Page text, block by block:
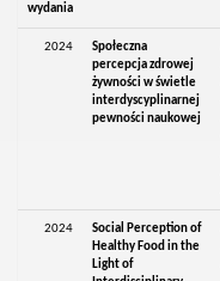
wydania
2024
Społeczna
percepcja zdrowej
żywności w świetle
interdyscyplinarnej
pewności naukowej
2024
Social Perception of
Healthy Food in the
Light of